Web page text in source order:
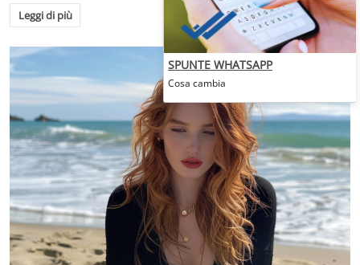
Leggi di più
SPUNTE WHATSAPP
Cosa cambia